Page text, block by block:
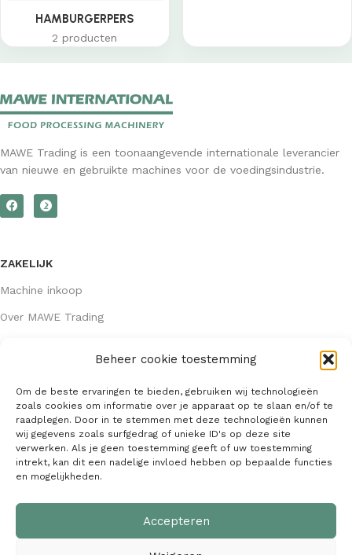
Beheer cookie toestemming
Om de beste ervaringen te bieden, gebruiken wij technologieën
zoals cookies om informatie over je apparaat op te slaan en/of te
raadplegen. Door in te stemmen met deze technologieën kunnen
wij gegevens zoals surfgedrag of unieke ID's op deze site
verwerken. Als je geen toestemming geeft of uw toestemming
intrekt, kan dit een nadelige invloed hebben op bepaalde functies
en mogelijkheden.
Accepteren
HAMBURGERPERS
2 producten
MAWE Trading is een toonaangevende internationale leverancier
van nieuwe en gebruikte machines voor de voedingsindustrie.
ZAKELIJK
Machine inkoop
Over MAWE Trading
Algemene voorwaarden
KVK: 64407667
info@mawetrading.nl
+31 6 53 270 335
| Webdesign: